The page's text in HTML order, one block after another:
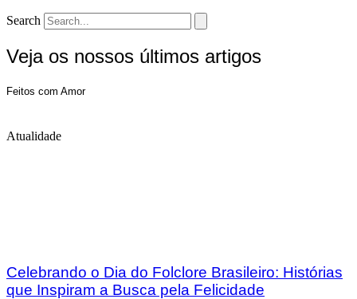
Search
Veja os nossos últimos artigos
Feitos com Amor
Atualidade
Celebrando o Dia do Folclore Brasileiro: Histórias
que Inspiram a Busca pela Felicidade